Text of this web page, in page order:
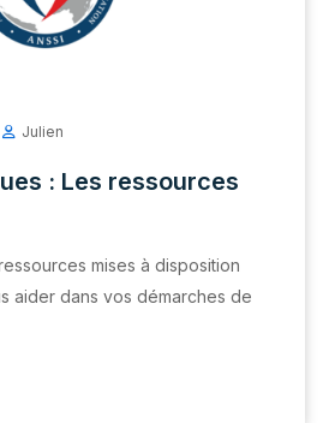
Julien
: Les ressources
mises à disposition
aider dans vos démarches de